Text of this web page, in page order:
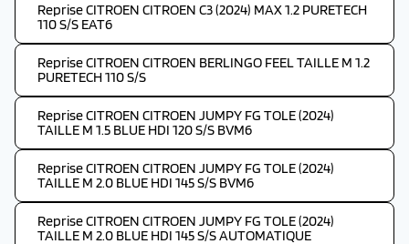
Reprise CITROEN CITROEN C3 (2024) MAX 1.2 PURETECH
110 S/S EAT6
Reprise CITROEN CITROEN BERLINGO FEEL TAILLE M 1.2
PURETECH 110 S/S
Reprise CITROEN CITROEN JUMPY FG TOLE (2024)
TAILLE M 1.5 BLUE HDI 120 S/S BVM6
Reprise CITROEN CITROEN JUMPY FG TOLE (2024)
TAILLE M 2.0 BLUE HDI 145 S/S BVM6
Reprise CITROEN CITROEN JUMPY FG TOLE (2024)
TAILLE M 2.0 BLUE HDI 145 S/S AUTOMATIQUE